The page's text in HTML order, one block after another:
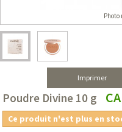
Imprimer
Poudre Divine 10 g
Ce produit n'est plus en